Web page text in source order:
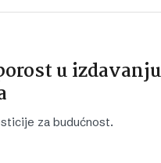
u izdavanju
za budućnost.